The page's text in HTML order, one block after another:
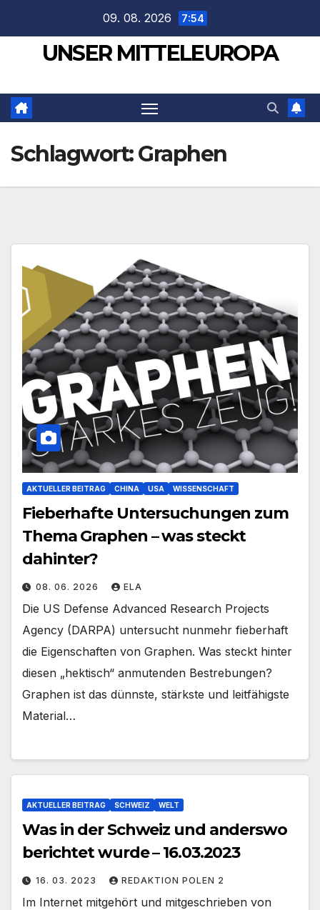
springen
09. 08. 2026 7:54
UNSER MITTELEUROPA
Schlagwort:Graphen
AKTUELLER BEITRAG CHINA USA WISSENSCHAFT
Fieberhafte Untersuchungen zum
Thema Graphen – was steckt
dahinter?
08. 06. 2026 ELA
Die US Defense Advanced Research Projects
Agency (DARPA) untersucht nunmehr fieberhaft
die Eigenschaften von Graphen. Was steckt hinter
diesen „hektisch“ anmutenden Bestrebungen?
Graphen ist das dünnste, stärkste und leitfähigste
Material…
AKTUELLER BEITRAG SCHWEIZ WELT
Was in der Schweiz und anderswo
berichtet wurde – 16.03.2023
16. 03. 2023 REDAKTION POLEN 2
Im Internet mitgehört und mitgeschrieben von